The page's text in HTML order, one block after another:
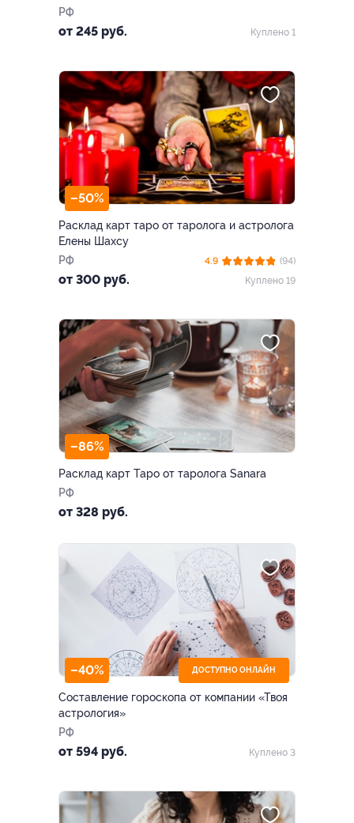
РФ
от 245 руб. Куплено 1
–50%
Расклад карт таро от таролога и астролога
Елены Шахсу
РФ
от 300 руб.
4.9
(94)
Куплено 19
–86%
Расклад карт Таро от таролога Sanara
РФ
от 328 руб.
–40% ДОСТУПНО ОНЛАЙН
Составление гороскопа от компании «Твоя
астрология»
РФ
от 594 руб. Куплено 3